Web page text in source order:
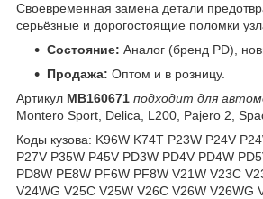
Своевременная замена детали
серьёзные и дорогостоящие поломки
Состояние: Аналог (бренд PD),
Продажа: Оптом и в розницу.
Артикул MB160671 подходит для
Montero Sport, Delica, L200, Pajero 2,
Коды кузова: K96W K74T P23W P24V
P27V P35W P45V PD3W PD4V PD4W
PD8W PE8W PF6W PF8W V21W V23C
V24WG V25C V25W V26C V26W V26WG